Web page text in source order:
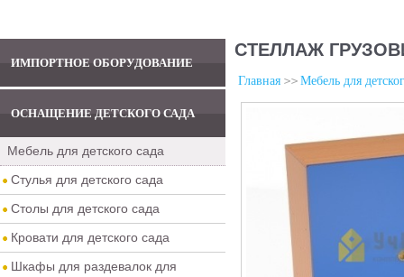
ИМПОРТНОЕ ОБОРУДОВАНИЕ
ОСНАЩЕНИЕ ДЕТСКОГО САДА
Мебель для детского сада
Стулья для детского сада
Столы для детского сада
Кровати для детского сада
Шкафы для раздевалок для
СТЕЛЛАЖ
Главная Мебель для